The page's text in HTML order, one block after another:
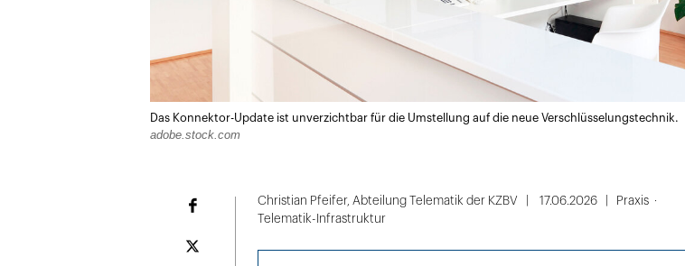
Das Konnektor-Update ist unverzichtbar für die Umstellung auf die neue Verschlüsselungstechnik.
adobe.stock.com
Plattform
Christian Pfeifer, Abteilung Telematik der KZBV 17.06.2026
Praxis
Telematik-Infrastruktur